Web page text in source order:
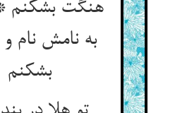
هنگت
به نامش نام
بشکنم